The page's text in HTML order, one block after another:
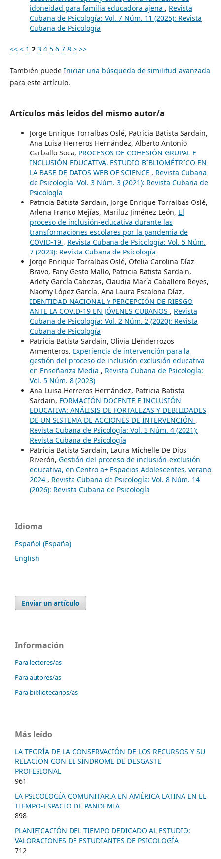
idoneidad para familia educadora ajena , Revista
Cubana de Psicología: Vol. 7 Núm. 11 (2025): Revista
Cubana de Psicología
<< < 1 2 3 4 5 6 7 8 > >>
También puede Iniciar una búsqueda de similitud avanzada
para este artículo.
Artículos más leídos del mismo autor/a
Jorge Enrique Torralbas Oslé, Patricia Batista Sardain,
Ana Luisa Herreros Hernández, Alberto Antonio
Carballo Soca, PROCESOS DE COHESIÓN GRUPAL E
INCLUSIÓN EDUCATIVA. ESTUDIO BIBLIOMÉTRICO EN
LA BASE DE DATOS WEB OF SCIENCE , Revista Cubana
de Psicología: Vol. 3 Núm. 3 (2021): Revista Cubana de
Psicología
Patricia Batista Sardain, Jorge Enrique Torralbas Oslé,
Arlena Franco Mejías, Mariluz Jiménez León, El
proceso de inclusión-educativa durante las
transformaciones escolares por la pandemia de
COVID-19 , Revista Cubana de Psicología: Vol. 5 Núm.
7 (2023): Revista Cubana de Psicología
Jorge Enrique Torralbas Oslé, Ofelia Carolina Díaz
Bravo, Fany Gesto Mallo, Patricia Batista Sardain,
Arlety García Cabezas, Claudia María Caballero Reyes,
Naomy López García, Ana Laura Escalona Díaz,
IDENTIDAD NACIONAL Y PERCEPCIÓN DE RIESGO
ANTE LA COVID-19 EN JÓVENES CUBANOS , Revista
Cubana de Psicología: Vol. 2 Núm. 2 (2020): Revista
Cubana de Psicología
Patricia Batista Sardain, Olivia Llenderrozos
Armenteros, Experiencia de intervención para la
gestión del proceso de inclusión-exclusión educativa
en Enseñanza Media , Revista Cubana de Psicología:
Vol. 5 Núm. 8 (2023)
Ana Luisa Herreros Hernández, Patricia Batista
Sardain, FORMACIÓN DOCENTE E INCLUSIÓN
EDUCATIVA: ANÁLISIS DE FORTALEZAS Y DEBILIDADES
DE UN SISTEMA DE ACCIONES DE INTERVENCIÓN ,
Revista Cubana de Psicología: Vol. 3 Núm. 4 (2021):
Revista Cubana de Psicología
Patricia Batista Sardain, Laura Michelle De Dios
Riverón, Gestión del proceso de inclusión-exclusión
educativa, en Centro a+ Espacios Adolescentes, verano
2024 , Revista Cubana de Psicología: Vol. 8 Núm. 14
(2026): Revista Cubana de Psicología
Idioma
Español (España)
English
Enviar un artículo
Información
Para lectores/as
Para autores/as
Para bibliotecarios/as
Más leído
LA TEORÍA DE LA CONSERVACIÓN DE LOS RECURSOS Y SU
RELACIÓN CON EL SÍNDROME DE DESGASTE
PROFESIONAL
961
LA PSICOLOGÍA COMUNITARIA EN AMÉRICA LATINA EN EL
TIEMPO-ESPACIO DE PANDEMIA
898
PLANIFICACIÓN DEL TIEMPO DEDICADO AL ESTUDIO:
VALORACIONES DE ESTUDIANTES DE PSICOLOGÍA
712